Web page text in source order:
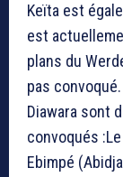
Keïta est
est
plans du
pas
Diawara sont
convoqués
Ebimpé